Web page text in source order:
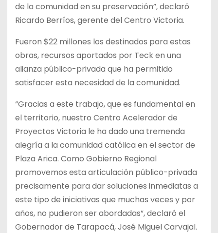
de la comunidad en su preservación”, declaró
Ricardo Berríos, gerente del Centro Victoria.
Fueron $22 millones los destinados para estas
obras, recursos aportados por Teck en una
alianza público-privada que ha permitido
satisfacer esta necesidad de la comunidad.
“Gracias a este trabajo, que es fundamental en
el territorio, nuestro Centro Acelerador de
Proyectos Victoria le ha dado una tremenda
alegría a la comunidad católica en el sector de
Plaza Arica. Como Gobierno Regional
promovemos esta articulación público-privada
precisamente para dar soluciones inmediatas a
este tipo de iniciativas que muchas veces y por
años, no pudieron ser abordadas”, declaró el
Gobernador de Tarapacá, José Miguel Carvajal.